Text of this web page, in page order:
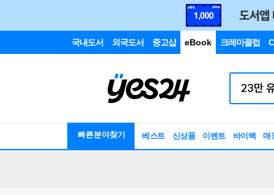
국내도서 외국도서 중고샵 eBook 크레마클럽
빠른분야찾기 베스트 신상품 이벤트 바이백 매